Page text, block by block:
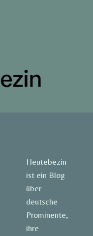
Heutebezin
ist ein Blog
über
deutsche
Prominente,
ihre